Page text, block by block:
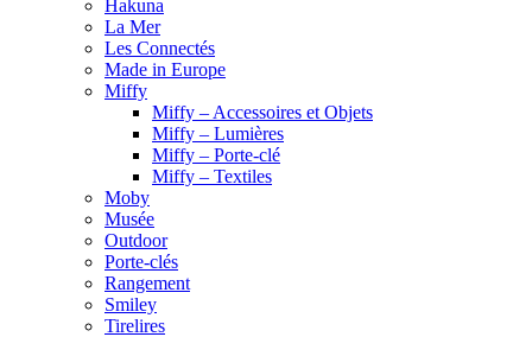
Hakuna
La Mer
Les Connectés
Made in Europe
Miffy
Miffy – Accessoires et Objets
Miffy – Lumières
Miffy – Porte-clé
Miffy – Textiles
Moby
Musée
Outdoor
Porte-clés
Rangement
Smiley
Tirelires